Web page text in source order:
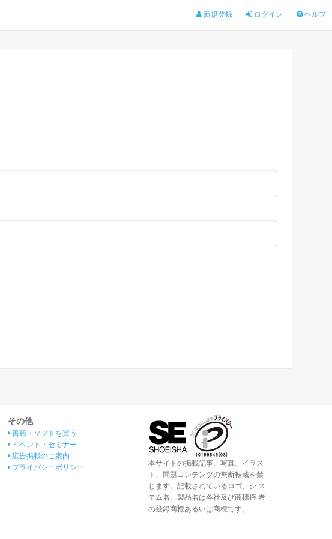
新規登録 ログイン ヘルプ
その他
書籍・ソフトを買う
イベント・セミナー
広告掲載のご案内
プライバシーポリシー
本サイトの掲載記事、写真、イラス
ト、問題コンテンツの無断転載を禁
じます。記載されているロゴ、シ ス
テム名、製品名は各社及び商標権 者
の登録商標あるいは商標です。